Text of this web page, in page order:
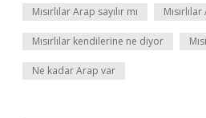
Mısırlılar Arap sayılır mı
Mısırlılar kendilerine ne diyor
Ne kadar Arap var